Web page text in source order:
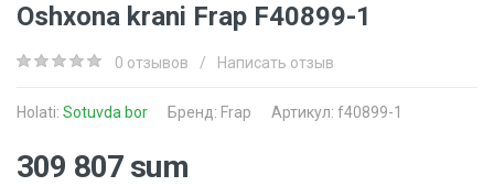
Oshxona krani Frap F40899-1
0 отзывов / Написать отзыв
Holati: Sotuvda bor Бренд: Frap Артикул: f40899-1
309 807 sum